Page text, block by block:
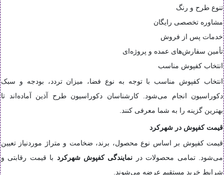
تنوع طرح و رنگ
مشاوره تخصصی رایگان
خدمات پس از فروش
تأمین سفارش‌های عمده و پروژه‌ای
انتخاب کفپوش مناسب
انتخاب کفپوش مناسب با توجه به نوع فضا، میزان تردد، بودجه و سبک
دکوراسیون انجام می‌شود. کارشناسان دکوراسیون طرح آذین آماده‌اند تا
بهترین گزینه را به شما معرفی کنند.
قیمت کفپوش در شهرکرد
قیمت کفپوش بر اساس نوع محصول، برند، ضخامت و متراژ موردنیاز تعیین
می‌شود. تمامی محصولات در نمایندگی کفپوش شهرکرد با قیمت رقابتی و
شرایط خرید مستقیم عرضه می‌شوند.